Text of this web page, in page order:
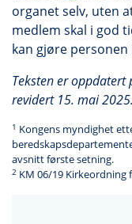
organet selv, uten
medlem skal i god
kan gjøre personen
Teksten er
revidert 15. mai 2025.
1 Kongens myndighet
avsnitt første setning.
2 KM 06/19 Kirkeordning